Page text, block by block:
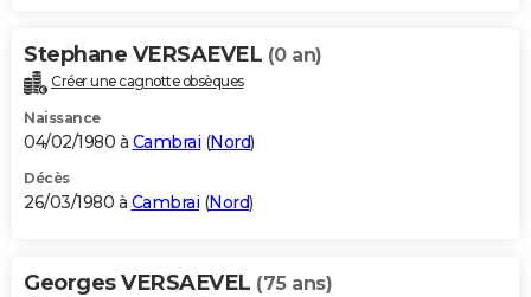
Stephane VERSAEVEL (0 an)
Créer une cagnotte obsèques
Naissance
04/02/1980 à Cambrai (Nord)
Décès
26/03/1980 à Cambrai (Nord)
Georges VERSAEVEL (75 ans)